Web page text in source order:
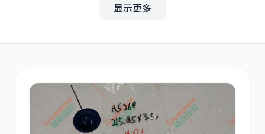
其他 小松
沃尔沃 康明斯
显示更多